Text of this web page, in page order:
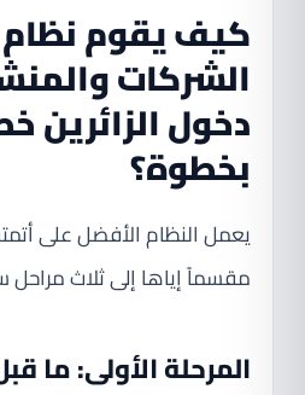
كيف يقومنظام
الشركات
دخول الزائرين
بخطوة؟
يعمل النظام الأفضل على
مقسماً إياها إلى ثلاث
المرحلة الأولى: ما